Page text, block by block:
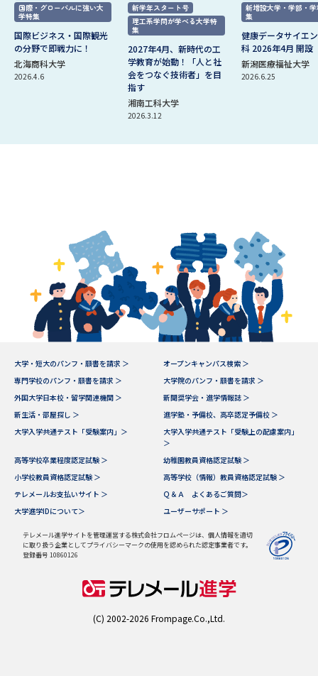
国際・グローバルに強い大
学特集
国際ビジネス・国際観光
の分野で即戦力に！
北海商科大学
2026.4.6
新学年スタート号
理工系学問が学べる大学特
集
2027年4月、新時代の工
学教育が始動！「人と社
会をつなぐ技術者」を目
指す
湘南工科大学
2026.3.12
新増設大学・学部・
集
健康データサイエ
科 2026年4月 開設
新潟医療福祉大学
2026.6.25
大学・短大のパンフ・願書を請求 ＞
オープンキャンパス検索 ＞
専門学校のパンフ・願書を請求 ＞
大学院のパンフ・願書を請求 ＞
外国大学日本校・留学関連機関 ＞
新聞奨学会・進学情報誌 ＞
新生活・部屋探し ＞
進学塾・予備校、高卒認定予備校 ＞
大学入学共通テスト「受験案内」＞
大学入学共通テスト「受験上の配慮案内」
＞
高等学校卒業程度認定試験 ＞
幼稚園教員資格認定試験 ＞
小学校教員資格認定試験 ＞
高等学校（情報）教員資格認定試験 ＞
テレメールお支払いサイト ＞
Ｑ＆Ａ よくあるご質問＞
大学進学IDについて＞
ユーザーサポート ＞
テレメール進学サイトを管理運営する株式会社フロムページは、個人情報を適切
に取り扱う企業としてプライバシーマークの使用を認められた認定事業者です。
登録番号 10860126
(C) 2002-2026 Frompage.Co.,Ltd.